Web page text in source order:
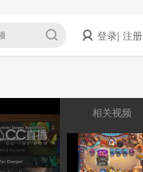
登录| 注册
相关视频